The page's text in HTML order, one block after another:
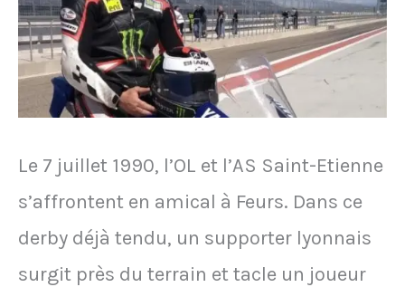
Le 7 juillet 1990, l’OL et l’AS Saint-Etienne
s’affrontent en amical à Feurs. Dans ce
derby déjà tendu, un supporter lyonnais
surgit près du terrain et tacle un joueur